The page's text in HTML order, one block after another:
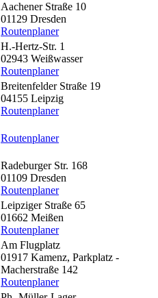
Aachener Straße 10
01129 Dresden
Routenplaner
H.-Hertz-Str. 1
02943 Weißwasser
Routenplaner
Breitenfelder Straße 19
04155 Leipzig
Routenplaner
Routenplaner
Radeburger Str. 168
01109 Dresden
Routenplaner
Leipziger Straße 65
01662 Meißen
Routenplaner
Am Flugplatz
01917 Kamenz, Parkplatz -
Macherstraße 142
Routenplaner